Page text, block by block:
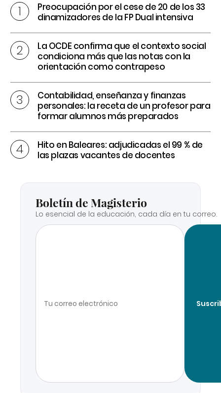
Preocupación por el cese de 20 de los 33
dinamizadores de la FP Dual intensiva
La OCDE confirma que el contexto social
condiciona más que las notas con la
orientación como contrapeso
Contabilidad, enseñanza y finanzas
personales: la receta de un profesor para
formar alumnos más preparados
Hito en Baleares: adjudicadas el 99 % de
las plazas vacantes de docentes
Boletín de Magisterio
Lo esencial de la educación, cada día en tu correo.